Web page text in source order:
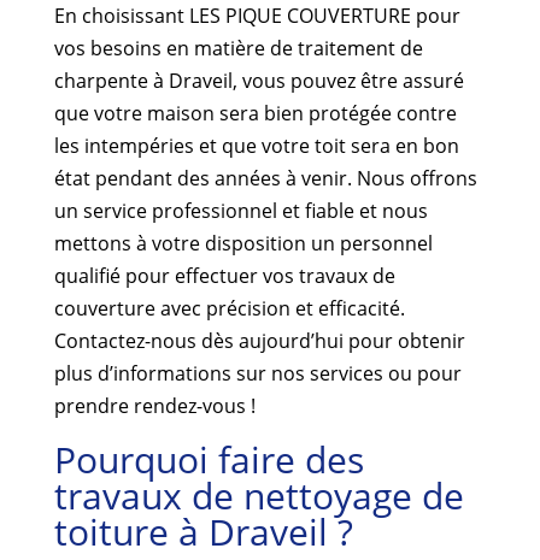
En choisissant LES PIQUE COUVERTURE pour
vos besoins en matière de traitement de
charpente à Draveil, vous pouvez être assuré
que votre maison sera bien protégée contre
les intempéries et que votre toit sera en bon
état pendant des années à venir. Nous offrons
un service professionnel et fiable et nous
mettons à votre disposition un personnel
qualifié pour effectuer vos travaux de
couverture avec précision et efficacité.
Contactez-nous dès aujourd’hui pour obtenir
plus d’informations sur nos services ou pour
prendre rendez-vous !
Pourquoi faire des
travaux de nettoyage de
toiture à Draveil ?